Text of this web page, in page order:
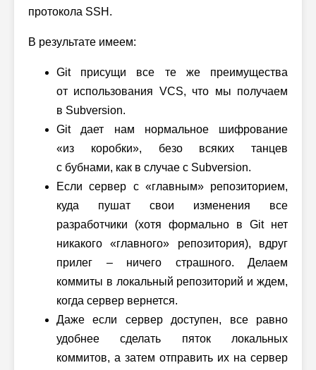
протокола SSH.
В результате имеем:
Git присущи все те же преимущества
от использования VCS, что мы получаем
в Subversion.
Git дает нам нормальное шифрование
«из коробки», безо всяких танцев
с бубнами, как в случае с Subversion.
Если сервер с «главным» репозиторием,
куда пушат свои изменения все
разработчики (хотя формально в Git нет
никакого «главного» репозитория), вдруг
прилег – ничего страшного. Делаем
коммиты в локальный репозиторий и ждем,
когда сервер вернется.
Даже если сервер доступен, все равно
удобнее сделать пяток локальных
коммитов, а затем отправить их на сервер